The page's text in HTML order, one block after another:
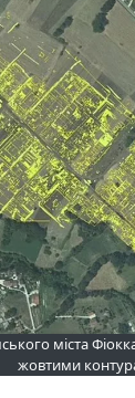
міста
жовтими